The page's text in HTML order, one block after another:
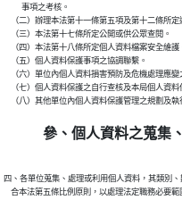
          事項之考核。
（二）辦理本法第十一條第五項及第十二條所
    （三）本法第十七條所定公開或供公眾查閱。
（四）本法第十八條所定個人資料檔案安全維護
    （五）個人資料保護事項之協調聯繫。
（六）單位內個人資料損害預防及危機處理應變
（七）個人資料保護之自行查核及本局個人資
參、個人資料之蒐集
四、各單位蒐集、處理或利用個人資料，其類別
合本法第五條比例原則，以處理法定職務必要